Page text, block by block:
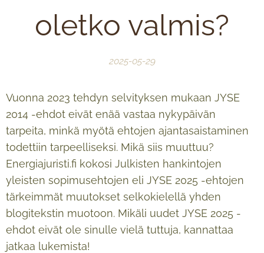
oletko valmis?
2025-05-29
Vuonna 2023 tehdyn selvityksen mukaan JYSE
2014 -ehdot eivät enää vastaa nykypäivän
tarpeita, minkä myötä ehtojen ajantasaistaminen
todettiin tarpeelliseksi. Mikä siis muuttuu?
Energiajuristi.fi kokosi Julkisten hankintojen
yleisten sopimusehtojen eli JYSE 2025 -ehtojen
tärkeimmät muutokset selkokielellä yhden
blogitekstin muotoon. Mikäli uudet JYSE 2025 -
ehdot eivät ole sinulle vielä tuttuja, kannattaa
jatkaa lukemista!